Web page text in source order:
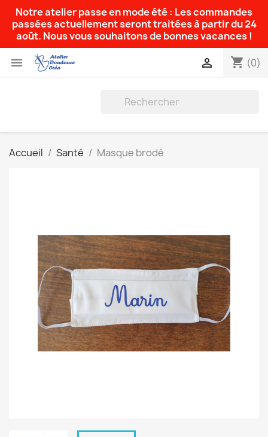
Notre atelier passe en mode été : Les commandes
passées actuellement seront traitées à partir du 24
août. Nous vous souhaitons de bonnes vacances !
 shopping_cart (0)

Accueil Santé Masque brodé